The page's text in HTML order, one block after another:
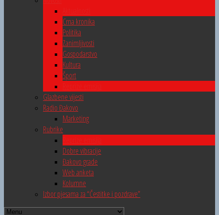
Crna kronika
Politika
Zanimljivosti
Gospodarstvo
Kultura
Šport
Glazbene vijesti
Radio Đakovo
Marketing
Rubrike
Dobre vibracije
Đakovo grade
Web anketa
Kolumne
Izbor pjesama za “Čestitke i pozdrave”